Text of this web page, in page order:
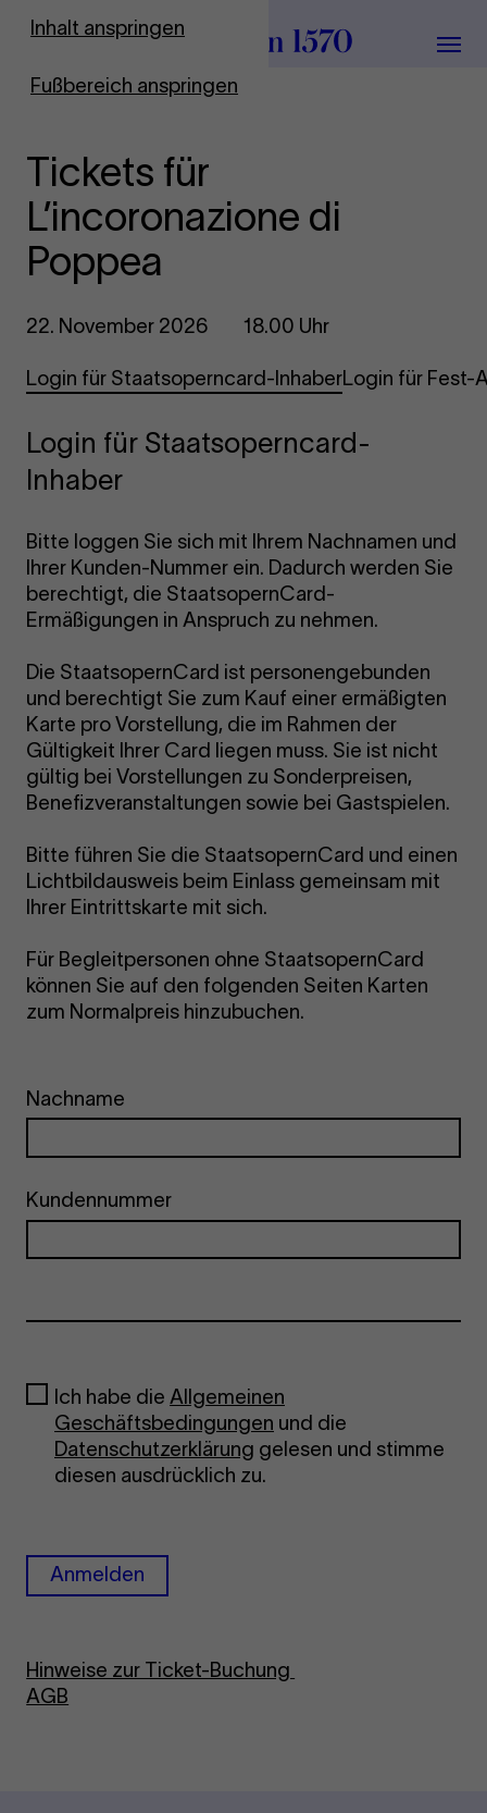
Inhalt anspringen
Fußbereich anspringen
Zur Startseite
Menü
Tickets für
L’incoronazione di
Poppea
22. November 2026 18.00 Uhr
Login für Staatsoperncard-InhaberLogin für Fest-
Login für Staatsoperncard-
Inhaber
Bitte loggen Sie sich mit Ihrem Nachnamen und
Ihrer Kunden-Nummer ein. Dadurch werden Sie
berechtigt, die StaatsopernCard-
Ermäßigungen in Anspruch zu nehmen.
Die StaatsopernCard ist personengebunden
und berechtigt Sie zum Kauf einer ermäßigten
Karte pro Vorstellung, die im Rahmen der
Gültigkeit Ihrer Card liegen muss. Sie ist nicht
gültig bei Vorstellungen zu Sonderpreisen,
Benefizveranstaltungen sowie bei Gastspielen.
Bitte führen Sie die StaatsopernCard und einen
Lichtbildausweis beim Einlass gemeinsam mit
Ihrer Eintrittskarte mit sich.
Für Begleitpersonen ohne StaatsopernCard
können Sie auf den folgenden Seiten Karten
zum Normalpreis hinzubuchen.
Nachname
Kundennummer
Ich habe die Allgemeinen
Geschäftsbedingungen und die
Datenschutzerklärung gelesen und stimme
diesen ausdrücklich zu.
Anmelden
Hinweise zur Ticket-Buchung
AGB